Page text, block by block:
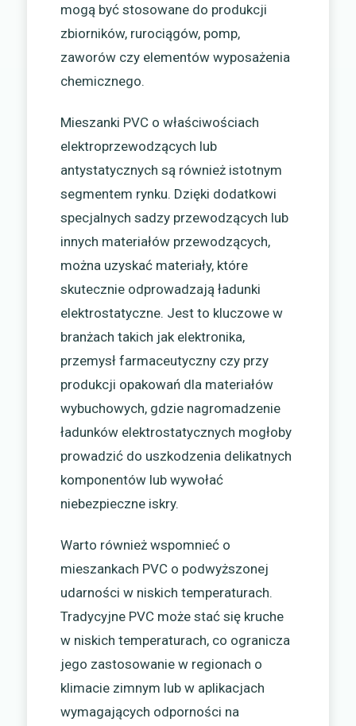
mogą być stosowane do produkcji
zbiorników, rurociągów, pomp,
zaworów czy elementów wyposażenia
chemicznego.
Mieszanki PVC o właściwościach
elektroprzewodzących lub
antystatycznych są również istotnym
segmentem rynku. Dzięki dodatkowi
specjalnych sadzy przewodzących lub
innych materiałów przewodzących,
można uzyskać materiały, które
skutecznie odprowadzają ładunki
elektrostatyczne. Jest to kluczowe w
branżach takich jak elektronika,
przemysł farmaceutyczny czy przy
produkcji opakowań dla materiałów
wybuchowych, gdzie nagromadzenie
ładunków elektrostatycznych mogłoby
prowadzić do uszkodzenia delikatnych
komponentów lub wywołać
niebezpieczne iskry.
Warto również wspomnieć o
mieszankach PVC o podwyższonej
udarności w niskich temperaturach.
Tradycyjne PVC może stać się kruche
w niskich temperaturach, co ogranicza
jego zastosowanie w regionach o
klimacie zimnym lub w aplikacjach
wymagających odporności na